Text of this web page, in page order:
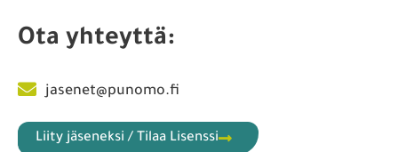
Ota yhteyttä:
jasenet@punomo.fi
Liity jäseneksi / Tilaa Lisenssi